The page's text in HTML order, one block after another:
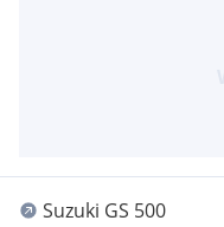
Suzuki GS 500